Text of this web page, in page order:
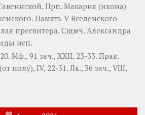
Прп.Макария (икона)
Память V Вселенского
пресвитера. Сщмч. Александра
исп.
Мф., 91 зач., XXII, 23-33. Прав.
полу́), IV, 22-31. Лк., 36 зач., VIII,